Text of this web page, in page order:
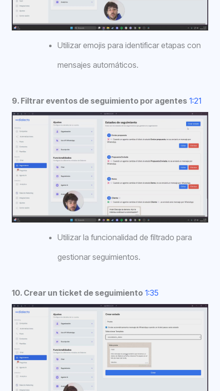
Utilizar emojis para identificar etapas con
mensajes automáticos.
9. Filtrar eventos de seguimiento por agentes 1:21
Utilizar la funcionalidad de filtrado para
gestionar seguimientos.
10. Crear un ticket de seguimiento 1:35